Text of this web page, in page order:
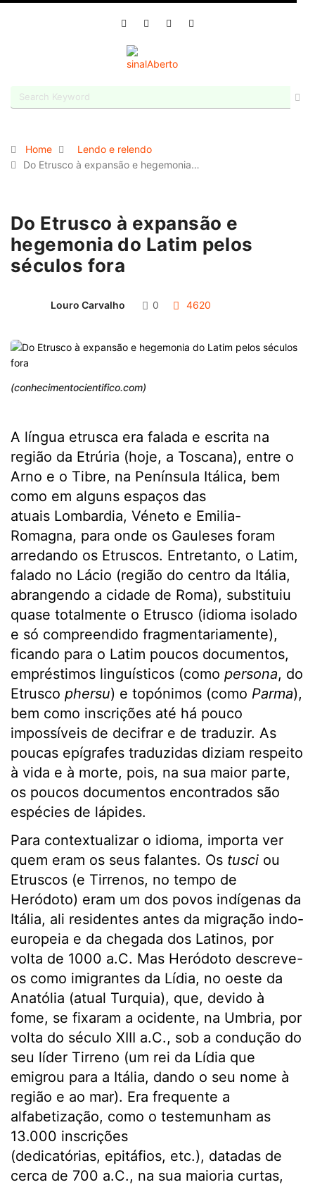
Home
Lendo e relendo
Do Etrusco à expansão e hegemonia…
Do Etrusco à expansão e
hegemonia do Latim pelos
séculos fora
Louro Carvalho 0 4620
(conhecimentocientifico.com)
A língua etrusca era falada e escrita na
região da Etrúria (hoje, a Toscana), entre o
Arno e o Tibre, na Península Itálica, bem
como em alguns espaços das
atuais Lombardia, Véneto e Emilia-
Romagna, para onde os Gauleses foram
arredando os Etruscos. Entretanto, o Latim,
falado no Lácio (região do centro da Itália,
abrangendo a cidade de Roma), substituiu
quase totalmente o Etrusco (idioma isolado
e só compreendido fragmentariamente),
ficando para o Latim poucos documentos,
empréstimos linguísticos (como persona, do
Etrusco phersu) e topónimos (como Parma),
bem como inscrições até há pouco
impossíveis de decifrar e de traduzir. As
poucas epígrafes traduzidas diziam respeito
à vida e à morte, pois, na sua maior parte,
os poucos documentos encontrados são
espécies de lápides.
Para contextualizar o idioma, importa ver
quem eram os seus falantes. Os tusci ou
Etruscos (e Tirrenos, no tempo de
Heródoto) eram um dos povos indígenas da
Itália, ali residentes antes da migração indo-
europeia e da chegada dos Latinos, por
volta de 1000 a.C. Mas Heródoto descreve-
os como imigrantes da Lídia, no oeste da
Anatólia (atual Turquia), que, devido à
fome, se fixaram a ocidente, na Umbria, por
volta do século XIII a.C., sob a condução do
seu líder Tirreno (um rei da Lídia que
emigrou para a Itália, dando o seu nome à
região e ao mar). Era frequente a
alfabetização, como o testemunham as
13.000 inscrições
(dedicatórias, epitáfios, etc.), datadas de
cerca de 700 a.C., na sua maioria curtas,